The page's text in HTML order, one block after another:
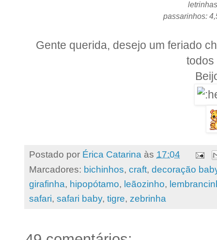
passarinhos:
Gente querida, desejo um feriado
todos
Postado por Érica Catarina às 17:04
Marcadores: bichinhos, craft, decoração
girafinha, hipopótamo, leãozinho,
safari, safari baby, tigre, zebrinha